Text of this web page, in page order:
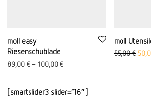
moll easy
Riesenschublade
89,00 € – 100,00 €
moll
55,00€
[smartslider3 slider=”16″]